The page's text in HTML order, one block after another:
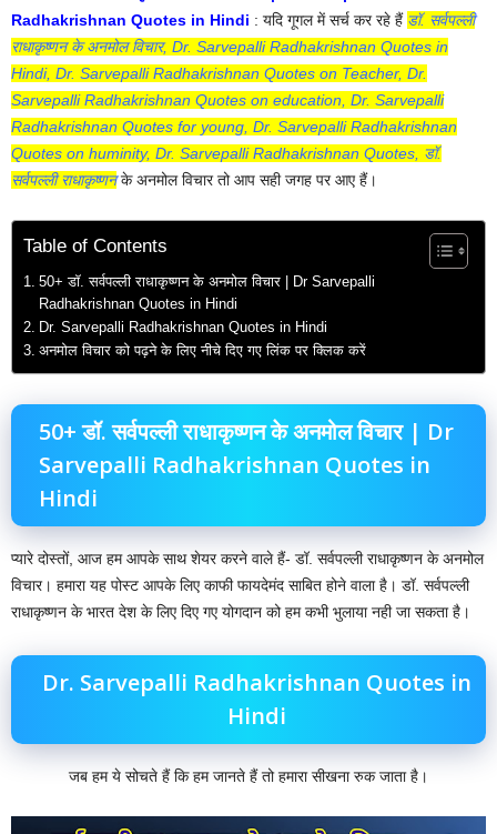
Radhakrishnan Quotes in Hindi : यदि गूगल में सर्च कर रहे हैं डॉ. सर्वपल्ली
राधाकृष्णन के अनमोल विचार, Dr. Sarvepalli Radhakrishnan Quotes in
Hindi, Dr. Sarvepalli Radhakrishnan Quotes on Teacher, Dr.
Sarvepalli Radhakrishnan Quotes on education, Dr. Sarvepalli
Radhakrishnan Quotes for young, Dr. Sarvepalli Radhakrishnan
Quotes on huminity, Dr. Sarvepalli Radhakrishnan Quotes, डॉ.
सर्वपल्ली राधाकृष्णनके अनमोल विचार तो आप सही जगह पर आए हैं।
Table of Contents
50+ डॉ. सर्वपल्ली राधाकृष्णन के अनमोल विचार | Dr Sarvepalli
Radhakrishnan Quotes in Hindi
Dr. Sarvepalli Radhakrishnan Quotes in Hindi
अनमोल विचार को पढ़ने के लिए नीचे दिए गए लिंक पर क्लिक करें
50+ डॉ. सर्वपल्ली राधाकृष्णन के अनमोल विचार | Dr
Sarvepalli Radhakrishnan Quotes in
Hindi
प्यारे दोस्तों, आज हम आपके साथ शेयर करने वाले हैं- डॉ. सर्वपल्ली राधाकृष्णन के अनमोल
विचार। हमारा यह पोस्ट आपके लिए काफी फायदेमंद साबित होने वाला है। डॉ. सर्वपल्ली
राधाकृष्णन के भारत देश के लिए दिए गए योगदान को हम कभी भुलाया नही जा सकता है।
Dr. Sarvepalli Radhakrishnan Quotes in
Hindi
जब हम ये सोचते हैं कि हम जानते हैं तो हमारा सीखना रुक जाता है।